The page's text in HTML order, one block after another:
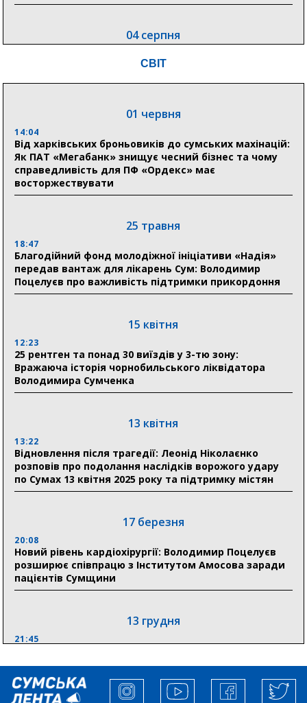
04 серпня
Пенсійний фонд Сумщини спрямував 0,2 млрд грн
18:54
Романько розширює програму відпочинку дітей із
прифронтової Сумщини: перша група оздоровилася
в Австрії
Ніколаєнко: у Сумах погодили 115 компенсацій на
відновлення житла майже на 6,6 млн грн
31 липня
Сумщини пояснив, як отримати допомогу на зиму
17:52
«Укрексімбанк» припиняє виплату пенсій: у
Пенсійному фонді Сумщини пояснили, що робити
людям
відзнаки «Почесного громадянина міста Суми»
30 липня
Сумська клінічна лікарня Святого Пантелеймона
здобула головну відзнаку в медичній сфері України
18:33
Олексій Романько долучився до обговорення Плану
стійкості Сумщини з Прем’єр-міністром
СВІТ
01 червня
14:04
Від харківських броньовиків до сумських махінацій:
Як ПАТ «Мегабанк» знищує чесний бізнес та чому
справедливість для ПФ «Ордекс» має
восторжествувати
25 травня
18:47
Благодійний фонд молодіжної ініціативи «Надія»
передав вантаж для лікарень Сум: Володимир
Поцелуєв про важливість підтримки прикордоння
15 квітня
12:23
25 рентген та понад 30 виїздів у 3-тю зону:
Вражаюча історія чорнобильського ліквідатора
Володимира Сумченка
13 квітня
13:22
Відновлення після трагедії: Леонід Ніколаєнко
розповів про подолання наслідків ворожого удару
по Сумах 13 квітня 2025 року та підтримку містян
17 березня
20:08
Новий рівень кардіохірургії: Володимир Поцелуєв
розширює співпрацю з Інститутом Амосова заради
пацієнтів Сумщини
13 грудня
21:45
збільшити завантаження стратегічних українських
виробників”, – нардеп Максим Гузенко